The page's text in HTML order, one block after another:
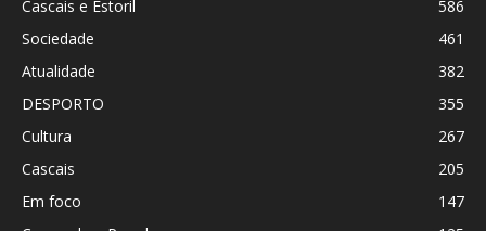
Cascais e Estoril
586
Sociedade
461
Atualidade
382
DESPORTO
355
Cultura
267
Cascais
205
Em foco
147